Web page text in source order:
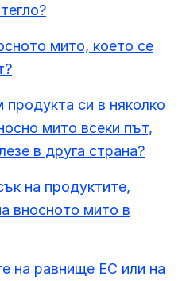
мито, което се
си в няколко
мито всеки път,
в друга страна?
на продуктите,
вносното мито в
на равнище ЕС или на